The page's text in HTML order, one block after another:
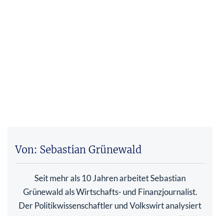
Von: Sebastian Grünewald
Seit mehr als 10 Jahren arbeitet Sebastian
Grünewald als Wirtschafts- und Finanzjournalist.
Der Politikwissenschaftler und Volkswirt analysiert